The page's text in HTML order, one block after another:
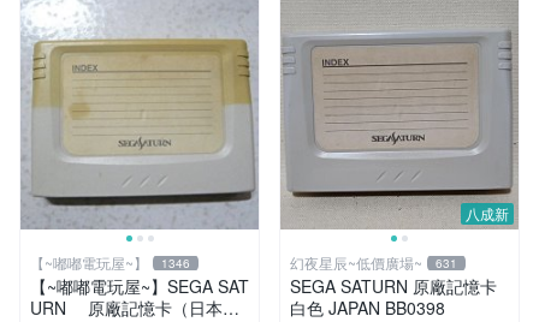
【~嘟嘟電玩屋~】 1346
【~嘟嘟電玩屋~】SEGA SAT
URN 原廠記憶卡（日本帶
八成新
幻夜星辰~低價廣場~ 631
SEGA SATURN 原廠記憶卡
白色 JAPAN BB0398